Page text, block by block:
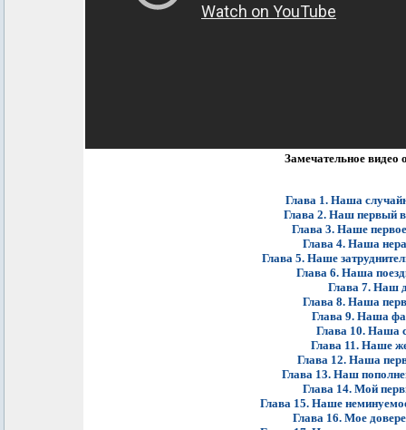
Замечательное видео
Глава 1. Наша
Глава 2. Наш первый
Глава 3. Наше
Глава 4. Наша
Глава 5. Наше
Глава 6. Наша
Глава 7. Наш
Глава 8. Наша
Глава 9. Наша
Глава 10. Наша
Глава 11. Наше
Глава 12. Наша
Глава 13. Наш
Глава 14. Мой
Глава 15. Наше
Глава 16. Мое